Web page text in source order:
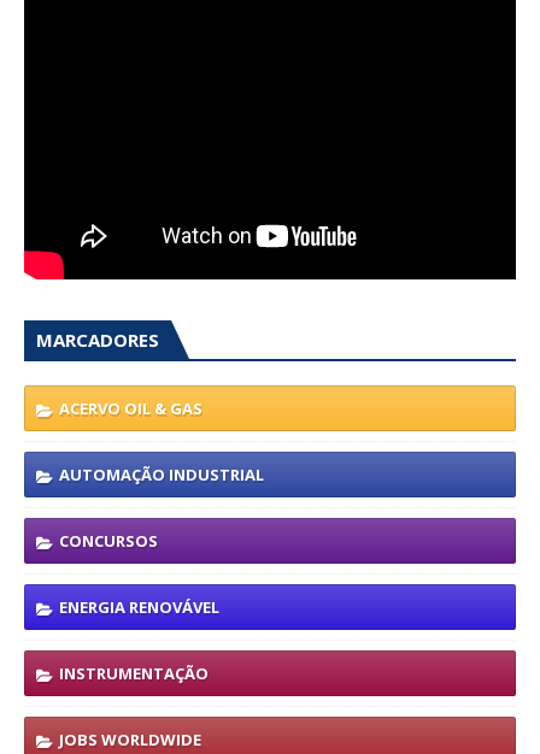
MARCADORES
ACERVO OIL & GAS
AUTOMAÇÃO INDUSTRIAL
CONCURSOS
ENERGIA RENOVÁVEL
INSTRUMENTAÇÃO
JOBS WORLDWIDE